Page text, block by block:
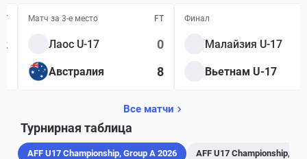
2
Матч за 3-е место FT
Лаос U-17 0
Австралия 8
Финал
Малайзия U-17
Вьетнам U-17
Все матчи
Турнирная таблица
AFF U17 Championship, Group A 2026 AFF U17 Championship,